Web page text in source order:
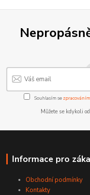
Souhlasím se
Můžete se kdykoli
Informace pro
Obchodní podmínky
Kontakty